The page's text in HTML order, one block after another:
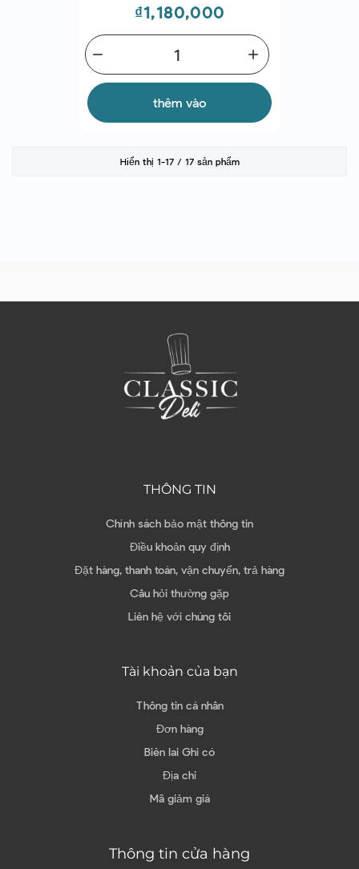
Giá
₫1,180,000
add
remove
thêm vào
Hiển thị 1-17 / 17 sản phẩm
THÔNG TIN
Chính sách bảo mật thông tin
Điều khoản quy định
Đặt hàng, thanh toán, vận chuyển, trả hàng
Câu hỏi thường gặp
Liên hệ với chúng tôi
Tài khoản của bạn
Thông tin cá nhân
Đơn hàng
Biên lai Ghi có
Địa chỉ
Mã giảm giá
Thông tin cửa hàng